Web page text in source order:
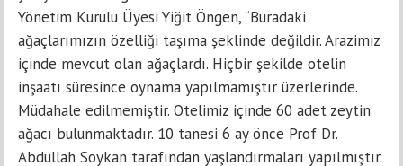
Yönetim Kurulu Üyesi Yiğit Öngen, “Buradaki
ağaçlarımızın özelliği taşıma şeklinde değildir. Arazimiz
içinde mevcut olan ağaçlardı. Hiçbir şekilde otelin
inşaatı süresince oynama yapılmamıştır üzerlerinde.
Müdahale edilmemiştir. Otelimiz içinde 60 adet zeytin
ağacı bulunmaktadır. 10 tanesi 6 ay önce Prof Dr.
Abdullah Soykan tarafından yaşlandırmaları yapılmıştır.